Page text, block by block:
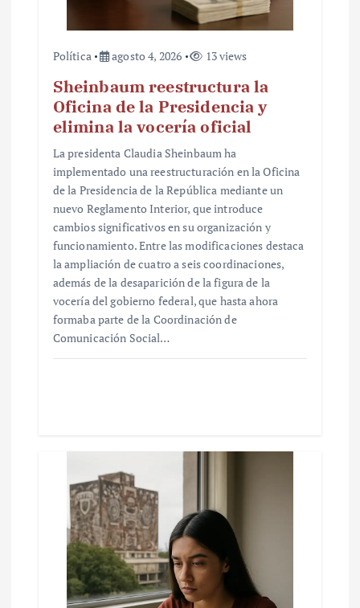
Política agosto 4, 2026 13 views
Sheinbaum reestructura la
Oficina de la Presidencia y
elimina la vocería oficial
La presidenta Claudia Sheinbaum ha
implementado una reestructuración en la Oficina
de la Presidencia de la República mediante un
nuevo Reglamento Interior, que introduce
cambios significativos en su organización y
funcionamiento. Entre las modificaciones destaca
la ampliación de cuatro a seis coordinaciones,
además de la desaparición de la figura de la
vocería del gobierno federal, que hasta ahora
formaba parte de la Coordinación de
Comunicación Social…